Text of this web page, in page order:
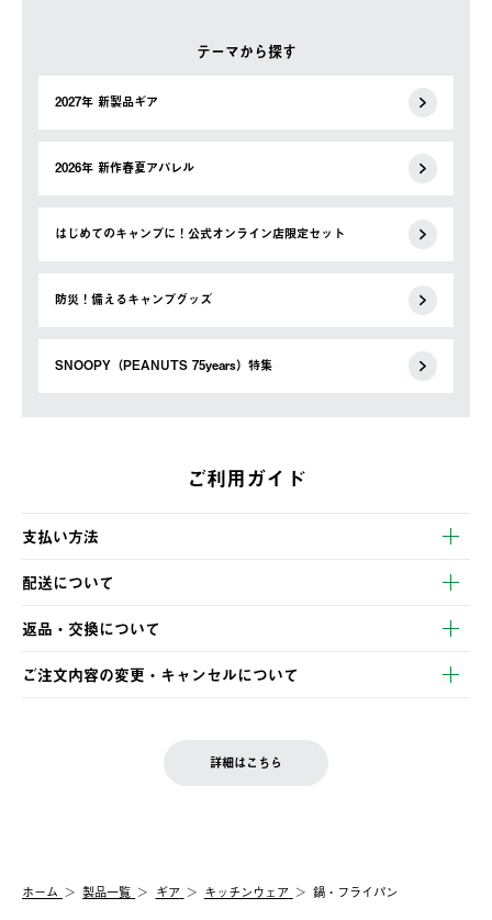
テーマから探す
2027年 新製品ギア
2026年 新作春夏アパレル
はじめてのキャンプに！公式オンライン店限定セット
防災！備えるキャンプグッズ
SNOOPY（PEANUTS 75years）特集
ご利用ガイド
支払い方法
以下のいずれかの方法でお支払いいただけます。
・クレジットカード決済
・コンビニ決済
・Pay-easy決済
配送について
【発送スケジュール】
ご注文・ご入金完了より2営業日以内に商品を発送いたします。
土日祝の発送はございませんので、木曜日以降のご注文は週明け
の発送となる場合がございます。
【配送業者】
佐川急便にて配送されます。
返品・交換について
※お客様都合の場合
お客様都合の返品にかかる送料は、お客様ご負担とさせていただ
む）は受け付けておりません。
一度お手元の商品を返品いただき、ご希望商品を再注文してくだ
ご注文内容の変更・キャンセルについて
LOGOS FAMILY会員の方は、会員マイページ内 購入履歴画面に
詳細はこちら
ホーム 製品一覧 ギア キッチンウェア 鍋・フライパン